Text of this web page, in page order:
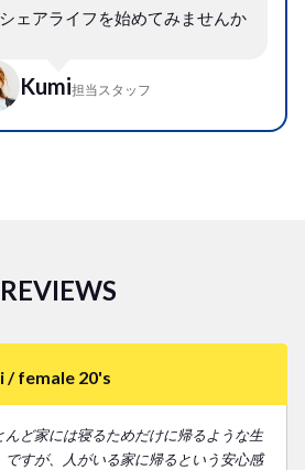
ェアライフを始めてみませんか
Kumi担当スタッフ
REVIEWS
/female 20's
ど家には寝るためだけに帰るような生
ですが、人がいる家に帰るという安心感